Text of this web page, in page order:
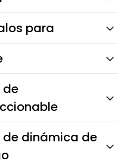
para
familiar
DC
de
de acción
de dinámica de